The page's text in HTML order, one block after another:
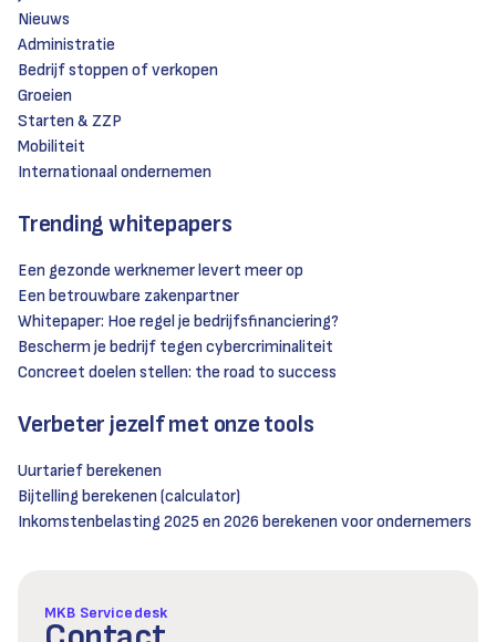
Nieuws
Administratie
Bedrijf stoppen of verkopen
Groeien
Starten & ZZP
Mobiliteit
Internationaal ondernemen
Trending whitepapers
Een gezonde werknemer levert meer op
Een betrouwbare zakenpartner
Whitepaper: Hoe regel je bedrijfsfinanciering?
Bescherm je bedrijf tegen cybercriminaliteit
Concreet doelen stellen: the road to success
Verbeter jezelf met onze tools
Uurtarief berekenen
Bijtelling berekenen (calculator)
Inkomstenbelasting 2025 en 2026 berekenen voor ondernemers
MKB Servicedesk